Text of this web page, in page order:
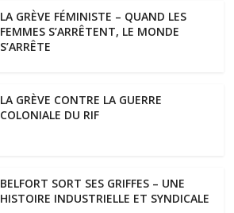
LA GRÈVE FÉMINISTE – QUAND LES
FEMMES S’ARRÊTENT, LE MONDE
S’ARRÊTE
LA GRÈVE CONTRE LA GUERRE
COLONIALE DU RIF
BELFORT SORT SES GRIFFES – UNE
HISTOIRE INDUSTRIELLE ET SYNDICALE